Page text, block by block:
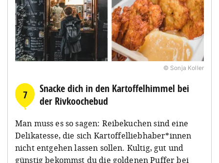
© Sonja Koller
7
Snacke dich in den Kartoffelhimmel bei
der Rivkoochebud
Man muss es so sagen: Reibekuchen sind eine
Delikatesse, die sich Kartoffelliebhaber*innen
nicht entgehen lassen sollen. Kultig, gut und
günstig bekommst du die goldenen Puffer bei